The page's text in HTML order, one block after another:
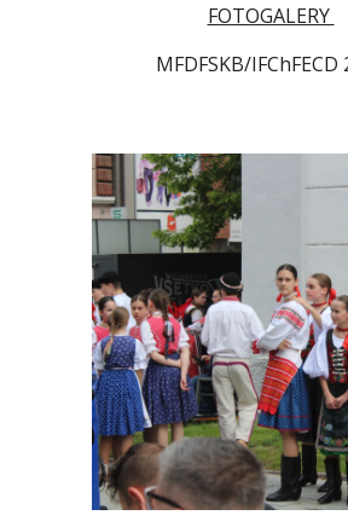
FOTOGALERY
MFDFSKB/IFChFECD